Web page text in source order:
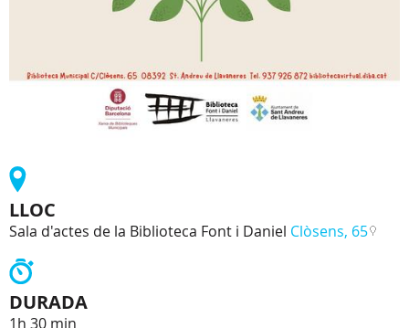
LLOC
Sala d'actes de la Biblioteca Font i Daniel Clòsens, 65
DURADA
1h 30 min